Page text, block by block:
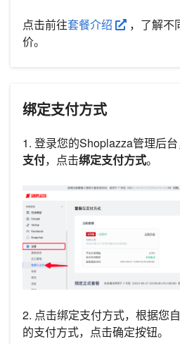
点击前往套餐介绍
，了解不
价。
绑定支付方式
1. 登录您的Shoplazza管理后
支付，点击绑定支付方式。
2. 点击绑定支付方式，根据您
的支付方式，点击确定按钮。